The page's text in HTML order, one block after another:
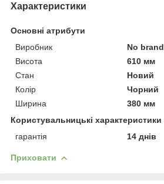
Характеристики
Основні атрибути
Виробник
No brand
Висота
610 мм
Стан
Новий
Колір
Чорний
Ширина
380 мм
Користувальницькі характеристики
гарантія
14 днів
Приховати